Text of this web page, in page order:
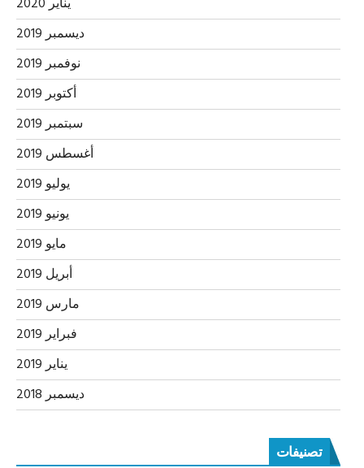
ديسمبر 2019
نوفمبر 2019
أكتوبر 2019
سبتمبر 2019
أغسطس 2019
يوليو 2019
يونيو 2019
مايو 2019
أبريل 2019
مارس 2019
فبراير 2019
يناير 2019
ديسمبر 2018
تصنيفات